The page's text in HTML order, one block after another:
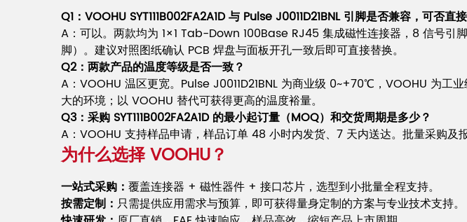
Q1：VOOHU SYT111B002FA2A1D 与 Pulse J0011D21BNL 引脚是否兼容，可否直
A：可以。两款均为 1×1 Tab-Down 100Base RJ45 集成磁性连接器，8 信号
脚）。建议对照图纸确认 PCB 焊盘与面板开孔一致后即可直接替换。
Q2：两款产品的温度等级是否一致？
A：VOOHU 温区更宽。Pulse J0011D21BNL 为商业级 0~+70℃，VOOHU 为
大的环境；以 VOOHU 替代可获得更高的温度裕量。
Q3：采购 SYT111B002FA2A1D 的最小起订量（MOQ）和交货周期是多少？
A：VOOHU 支持样品申请，样品订单 48 小时内发货、7 天内送达。批量采购
为什么选择 VOOHU？
一站式采购： 覆盖连接器 + 磁性器件 + 接口芯片，选型到小批量全程支持。
按需定制： 只需提供应用需求与预算，即可获得量身定制的方案与专业技术支持。